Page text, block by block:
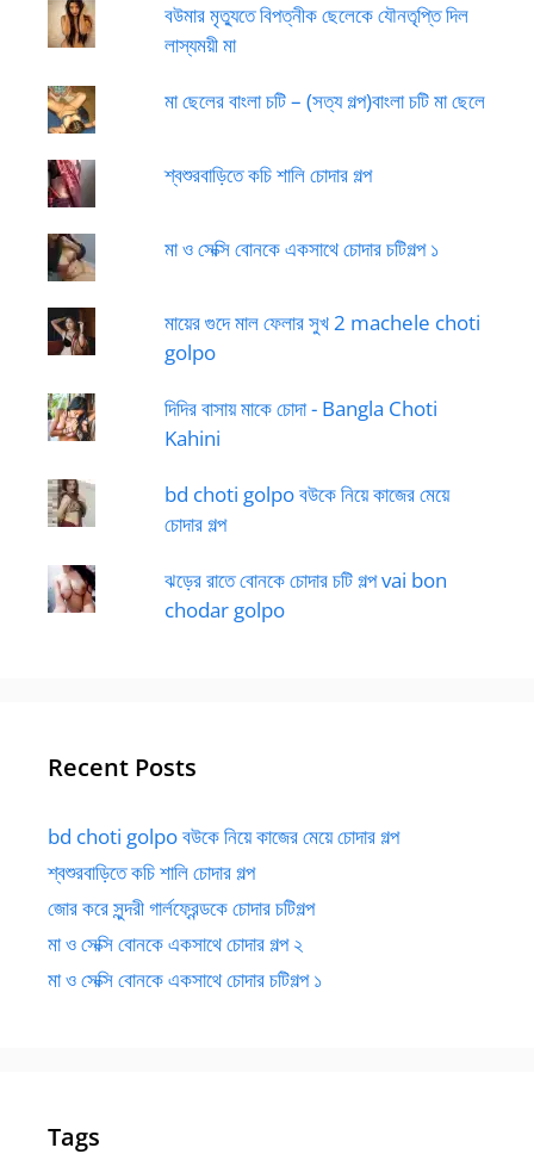
বউমার মৃত্যুতে বিপত্নীক ছেলেকে যৌনতৃপ্তি দিল
লাস্যময়ী মা
মা ছেলের বাংলা চটি – (সত্য গল্প)বাংলা চটি মা ছেলে
শ্বশুরবাড়িতে কচি শালি চোদার গল্প
মা ও সেক্সি বোনকে একসাথে চোদার চটিগল্প ১
মায়ের গুদে মাল ফেলার সুখ 2 machele choti
golpo
দিদির বাসায় মাকে চোদা - Bangla Choti
Kahini
bd choti golpo বউকে নিয়ে কাজের মেয়ে
চোদার গল্প
ঝড়ের রাতে বোনকে চোদার চটি গল্প vai bon
chodar golpo
Recent Posts
bd choti golpo বউকে নিয়ে কাজের মেয়ে চোদার গল্প
শ্বশুরবাড়িতে কচি শালি চোদার গল্প
জোর করে সুন্দরী গার্লফ্রেন্ডকে চোদার চটিগল্প
মা ও সেক্সি বোনকে একসাথে চোদার গল্প ২
মা ও সেক্সি বোনকে একসাথে চোদার চটিগল্প ১
Tags